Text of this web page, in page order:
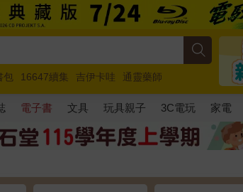
包 16647續集 吉伊卡哇
通靈藥師
玩具總動員5 超慢跑
電子書 文具 玩具親子 3C電玩 家電